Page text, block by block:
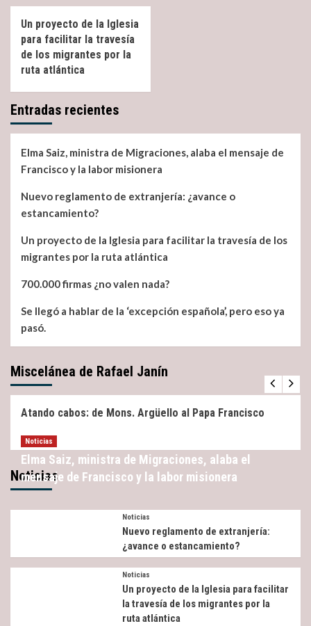
Un proyecto de la Iglesia
para facilitar la travesía
de los migrantes por la
ruta atlántica
Entradas recientes
Elma Saiz, ministra de Migraciones, alaba el mensaje de
Francisco y la labor misionera
Nuevo reglamento de extranjería: ¿avance o
estancamiento?
Un proyecto de la Iglesia para facilitar la travesía de los
migrantes por la ruta atlántica
700.000 firmas ¿no valen nada?
Se llegó a hablar de la ‘excepción española’, pero eso ya
pasó.
Miscelánea de Rafael Janín
Miscelánea Noticias
Atando cabos: de Mons. Argüello al Papa Francisco
Noticias
Noticias
Elma Saiz, ministra de Migraciones, alaba el
mensaje de Francisco y la labor misionera
Noticias
Nuevo reglamento de extranjería:
¿avance o estancamiento?
Noticias
Un proyecto de la Iglesia para facilitar
la travesía de los migrantes por la
ruta atlántica